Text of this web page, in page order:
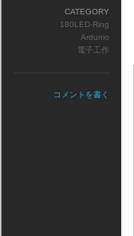
CATEGORY
180LED-Ring
Ardunio
電子工作
コメントを書く